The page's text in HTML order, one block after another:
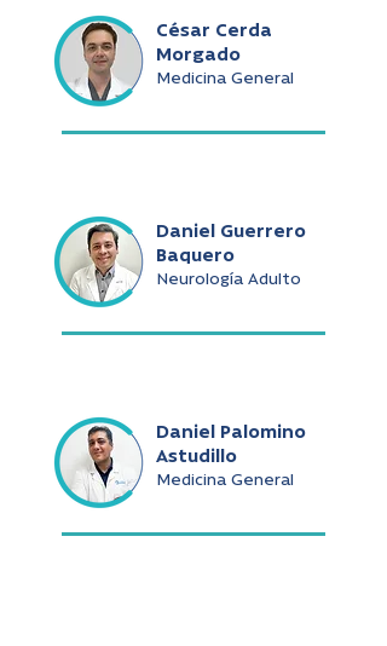
César Cerda
Morgado
Medicina General
Daniel Guerrero
Baquero
Neurología Adulto
Daniel Palomino
Astudillo
Medicina General